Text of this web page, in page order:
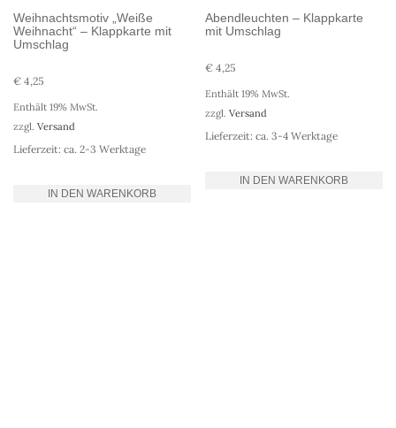
Weihnachtsmotiv „Weiße
Weihnacht“ – Klappkarte mit
Umschlag
€ 4,25
Enthält 19% MwSt.
zzgl. Versand
Lieferzeit: ca. 2-3 Werktage
IN DEN WARENKORB
Abendleuchten – Klappkarte
mit Umschlag
€ 4,25
Enthält 19% MwSt.
zzgl.Versand
Lieferzeit: ca. 3-4 Werktage
IN DEN WARENKORB